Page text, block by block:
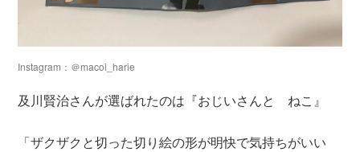
Instagram：＠macoi_harie
及川賢治さんが選ばれたのは『おじいさんと ねこ』
「ザクザクと切った切り絵の形が明快で気持ちがいい